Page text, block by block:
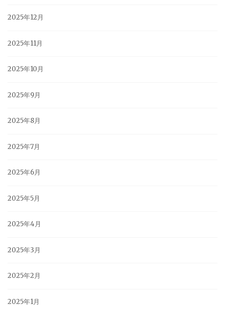
2025年12月
2025年11月
2025年10月
2025年9月
2025年8月
2025年7月
2025年6月
2025年5月
2025年4月
2025年3月
2025年2月
2025年1月